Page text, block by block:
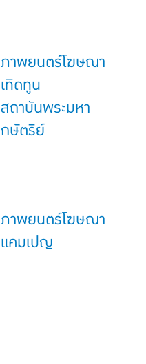
ภาพยนตร์โฆษณา
เทิดทูน
สถาบันพระมหา
กษัตริย์
ภาพยนตร์โฆษณา
แคมเปญ